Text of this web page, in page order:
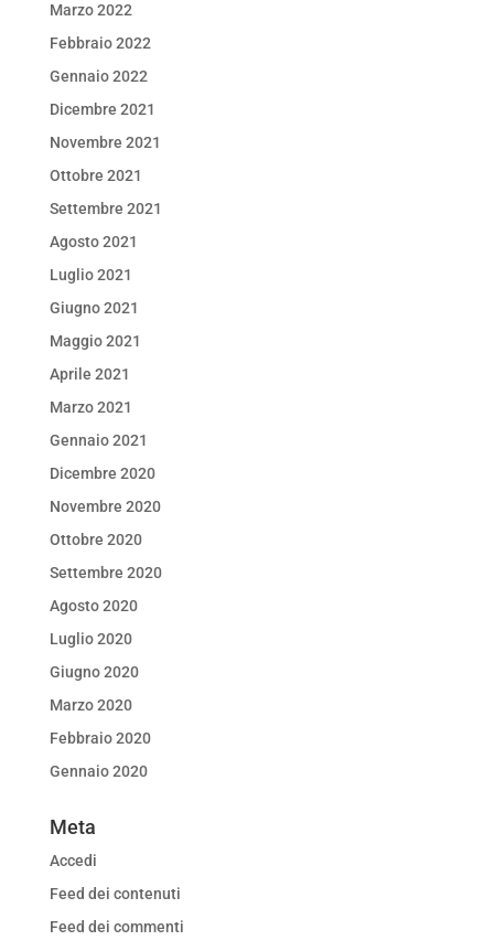
Marzo 2022
Febbraio 2022
Gennaio 2022
Dicembre 2021
Novembre 2021
Ottobre 2021
Settembre 2021
Agosto 2021
Luglio 2021
Giugno 2021
Maggio 2021
Aprile 2021
Marzo 2021
Gennaio 2021
Dicembre 2020
Novembre 2020
Ottobre 2020
Settembre 2020
Agosto 2020
Luglio 2020
Giugno 2020
Marzo 2020
Febbraio 2020
Gennaio 2020
Meta
Accedi
Feed dei contenuti
Feed dei commenti